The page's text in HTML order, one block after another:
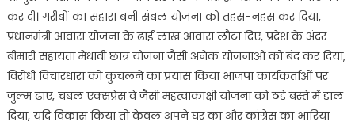
कर दी। गरीबों का सहारा बनी संबल योजना को तहस-नहस कर दिया,
प्रधानमंत्री आवास योजना के ढाई लाख आवास लौटा दिए, प्रदेश के अंदर
बीमारी सहायता मेधावी छात्र योजना जैसी अनेक योजनाओं को बंद कर दिया,
विरोधी विचारधारा को कुचलने का प्रयास किया भाजपा कार्यकर्ताओं पर
जुल्म ढाए, चंबल एक्सप्रेस वे जैसी महत्वाकांक्षी योजना को ठंडे बस्ते में डाल
दिया, यदि विकास किया तो केवल अपने घर का और कांग्रेस का भारिया